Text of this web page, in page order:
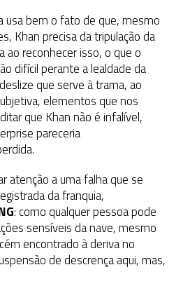
usa bem o fato de que, mesmo
Khan precisa da tripulação da
ao reconhecer isso, o que o
difícil perante a lealdade da
que serve à trama, ao
elementos que nos
que Khan não é infalível,
pareceria
atenção a uma falha que se
da franquia,
: como qualquer pessoa pode
sensíveis da nave, mesmo
encontrado à deriva no
de descrença aqui, mas,